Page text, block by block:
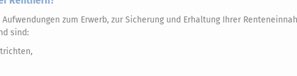
zum Erwerb, zur Sicherung und Erhaltung Ihrer
sind: